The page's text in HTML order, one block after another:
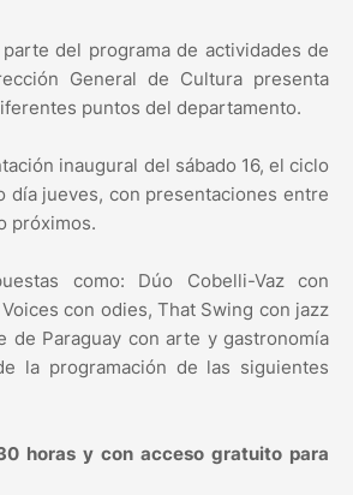
del programa de actividades de
General de Cultura presenta
puntos del departamento.
inaugural del sábado 16, el ciclo
día jueves, con presentaciones entre
próximos.
como: Dúo Cobelli-Vaz con
con odies, That Swing con jazz
de Paraguay con arte y gastronomía
la programación de las siguientes
horas y con acceso gratuito para